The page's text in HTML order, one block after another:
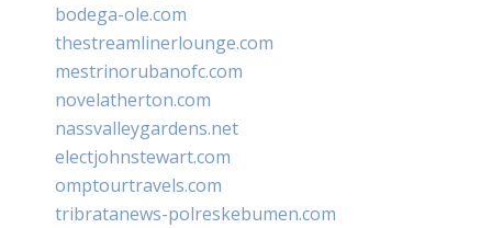
bodega-ole.com
thestreamlinerlounge.com
mestrinorubanofc.com
novelatherton.com
nassvalleygardens.net
electjohnstewart.com
omptourtravels.com
tribratanews-polreskebumen.com